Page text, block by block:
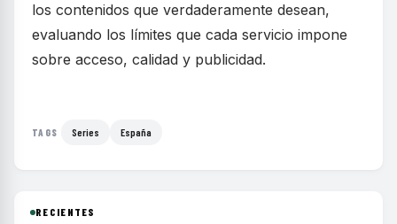
los contenidos que verdaderamente desean,
evaluando los límites que cada servicio impone
sobre acceso, calidad y publicidad.
TAGS Series España
RECIENTES